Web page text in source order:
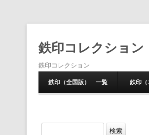
鉄印コレクション
鉄印コレクション
鉄印（全国版） 一覧 鉄印